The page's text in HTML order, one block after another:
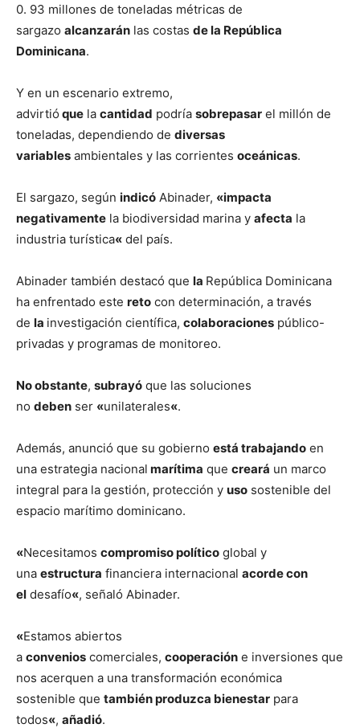
0. 93 millones de toneladas métricas de
sargazo alcanzarán las costas de la República
Dominicana.
Y en un escenario extremo,
advirtió que la cantidad podría sobrepasar el millón de
toneladas, dependiendo de diversas
variables ambientales y las corrientes oceánicas.
El sargazo, según indicó Abinader, «impacta
negativamente la biodiversidad marina y afecta la
industria turística« del país.
Abinader también destacó que la República Dominicana
ha enfrentado este reto con determinación, a través
de la investigación científica, colaboraciones público-
privadas y programas de monitoreo.
No obstante, subrayó que las soluciones
no deben ser «unilaterales«.
Además, anunció que su gobierno está trabajando en
una estrategia nacional marítima que creará un marco
integral para la gestión, protección y uso sostenible del
espacio marítimo dominicano.
«Necesitamos compromiso político global y
una estructura financiera internacional acorde con
el desafío«, señaló Abinader.
«Estamos abiertos
a convenios comerciales, cooperación e inversiones que
nos acerquen a una transformación económica
sostenible que también produzca bienestar para
todos«, añadió.